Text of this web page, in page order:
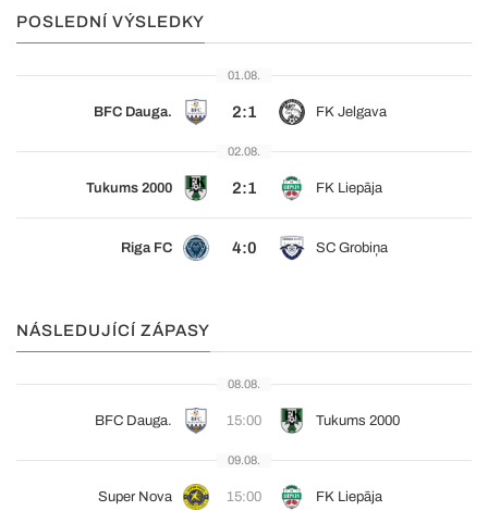
POSLEDNÍ VÝSLEDKY
01.08.
BFC Dauga. 2:1 FK Jelgava
02.08.
Tukums 2000 2:1 FK Liepāja
Riga FC 4:0 SC Grobiņa
NÁSLEDUJÍCÍ ZÁPASY
08.08.
BFC Dauga. 15:00 Tukums 2000
09.08.
Super Nova 15:00 FK Liepāja